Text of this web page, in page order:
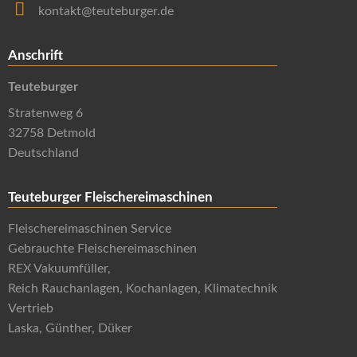
kontakt@teuteburger.de
Anschrift
Teuteburger
Stratenweg 6
32758 Detmold
Deutschland
Teuteburger Fleischereimaschinen
Fleischereimaschinen Service
Gebrauchte Fleischereimaschinen
REX Vakuumfüller,
Reich Rauchanlagen, Kochanlagen, Klimatechnik
Vertrieb
Laska, Günther, Düker